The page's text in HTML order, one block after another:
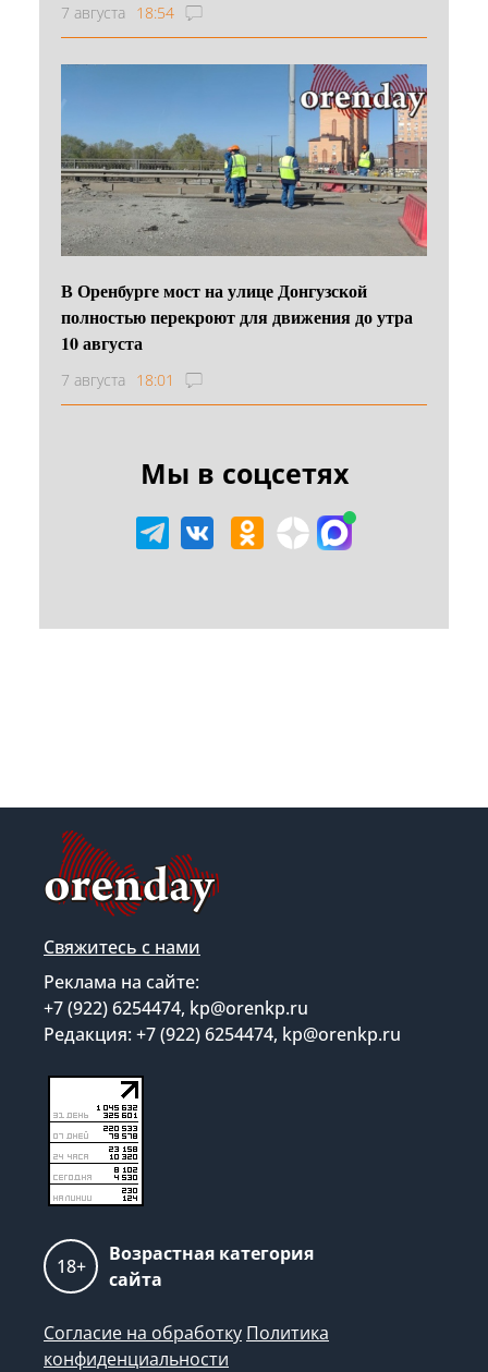
7 августа 18:54
В Оренбурге мост на улице Донгузской
полностью перекроют для движения до утра
10 августа
7 августа 18:01
Мы в соцсетях
Свяжитесь с нами
Реклама на сайте:
+7 (922) 6254474, kp@orenkp.ru
Редакция: +7 (922) 6254474, kp@orenkp.ru
18+
Возрастная категория
сайта
Согласие на обработку Политика
конфиденциальности